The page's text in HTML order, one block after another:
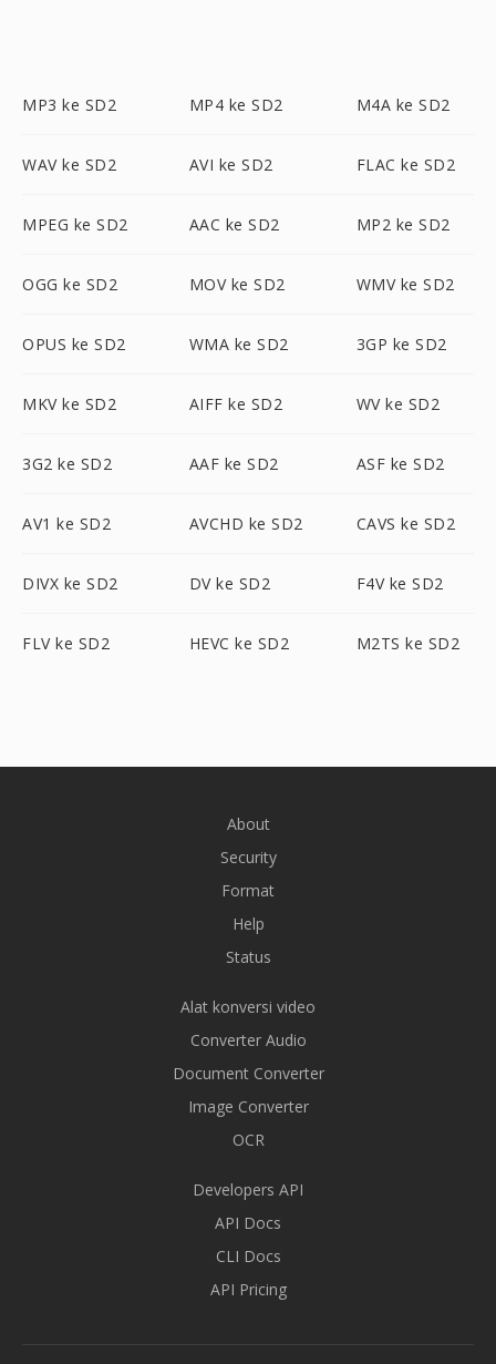
MP3 ke SD2 MP4 ke SD2 M4A ke SD2
WAV ke SD2 AVI ke SD2 FLAC ke SD2
MPEG ke SD2 AAC ke SD2 MP2 ke SD2
OGG ke SD2 MOV ke SD2 WMV ke SD2
OPUS ke SD2 WMA ke SD2 3GP ke SD2
MKV ke SD2 AIFF ke SD2 WV ke SD2
3G2 ke SD2 AAF ke SD2 ASF ke SD2
AV1 ke SD2 AVCHD ke SD2 CAVS ke SD2
DIVX ke SD2 DV ke SD2 F4V ke SD2
FLV ke SD2 HEVC ke SD2 M2TS ke SD2
About
Security
Format
Help
Status
Alat konversi video
Converter Audio
Document Converter
Image Converter
OCR
Developers API
API Docs
CLI Docs
API Pricing